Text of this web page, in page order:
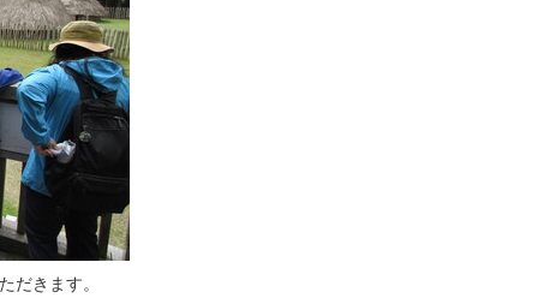
だきます。